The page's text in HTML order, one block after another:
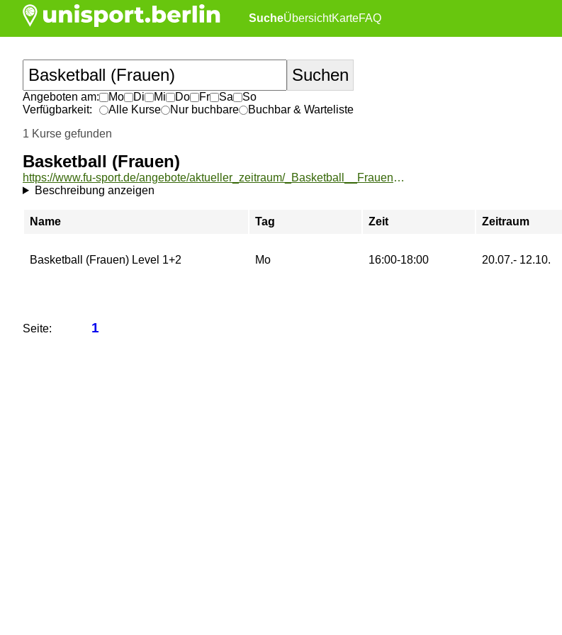
SucheÜbersichtKarteFAQ
Angeboten am: Mo Di Mi Do Fr Sa
So
Verfügbarkeit:
Alle Kurse Nur buchbare
Buchbar & Warteliste
1 Kurse gefunden
Basketball (Frauen)
https://www.fu-sport.de/angebote/aktueller_zeitraum/_Basketball__Frauen_.html
Beschreibung anzeigen
Name Tag Zeit Zeitraum
Basketball (Frauen) Level 1+2 Mo 16:00-18:00 20.07.- 12.10.
Seite: 1